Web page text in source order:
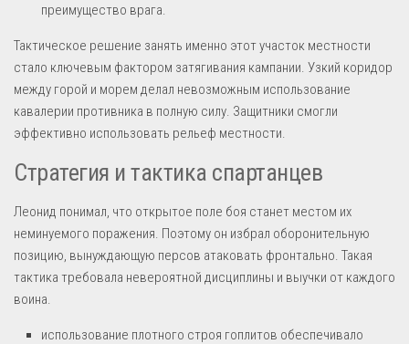
преимущество врага.
Тактическое решение занять именно этот участок местности
стало ключевым фактором затягивания кампании. Узкий коридор
между горой и морем делал невозможным использование
кавалерии противника в полную силу. Защитники смогли
эффективно использовать рельеф местности.
Стратегия и тактика спартанцев
Леонид понимал, что открытое поле боя станет местом их
неминуемого поражения. Поэтому он избрал оборонительную
позицию, вынуждающую персов атаковать фронтально. Такая
тактика требовала невероятной дисциплины и выучки от каждого
воина.
использование плотного строя гоплитов обеспечивало